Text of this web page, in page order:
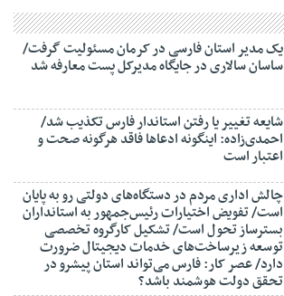
یک مدیر استان فارسی در کرمان مسئولیت گرفت/
ساسان سالاری در جایگاه مدیرکل پست معارفه شد
شایعه تغییر یا رفتن استاندار فارس تکذیب شد/
احمدی‌زاده: اینگونه ادعاها فاقد هرگونه صحت و
اعتبار است
چالش اداری مردم در دستگاه‌های دولتی رو به پایان
است/ تفویض اختیارات رئیس‌جمهور به استانداران
بسترساز تحول است/ تشکیل کارگروه تخصصی
توسعه زیرساخت‌های خدمات دیجیتال ضرورت
دارد/ عصر کار: فارس می‌تواند استان پیشرو در
تحقق دولت هوشمند باشد؟